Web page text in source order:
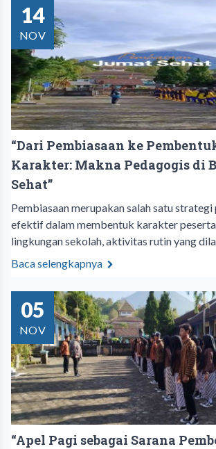
14
NOV
“Dari Pembiasaan ke
Karakter: Makna Pedagogis di
Sehat”
Pembiasaan merupakan salah satu
efektif dalam membentuk karakter
lingkungan sekolah, aktivitas rutin yang
Baca selengkapnya
05
NOV
“Apel Pagi sebagai Sarana